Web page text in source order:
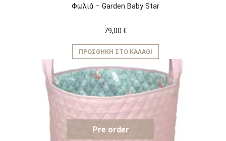
Φωλιά – Garden Baby Star
79,00 €
ΠΡΟΣΘΉΚΗ ΣΤΟ ΚΑΛΆΘΙ
Pre order